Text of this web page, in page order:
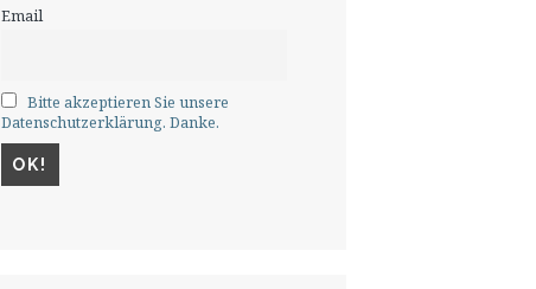
Email
Bitte akzeptieren Sie unsere
Datenschutzerklärung. Danke.